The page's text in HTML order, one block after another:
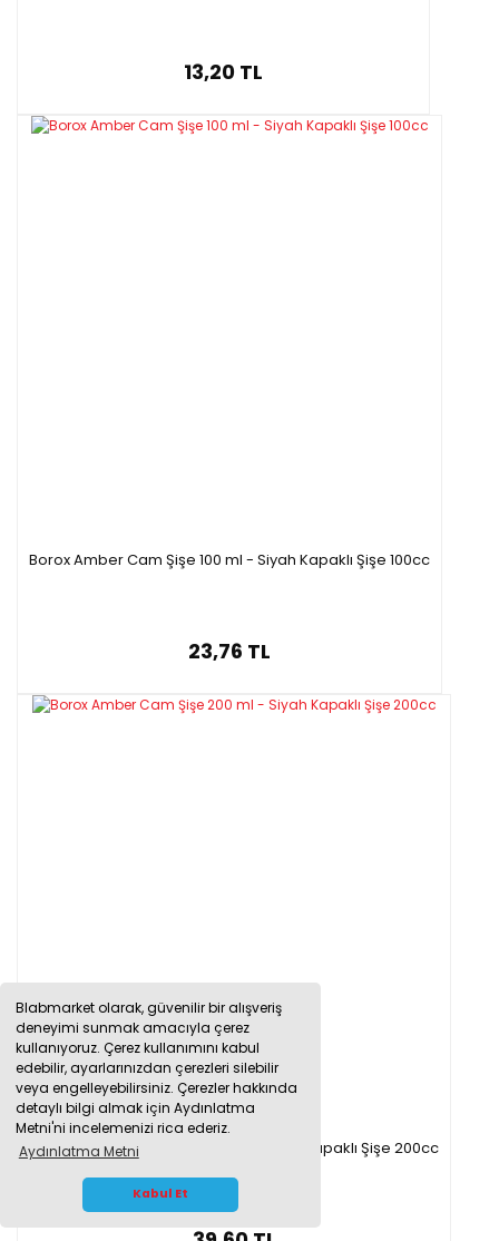
Blabmarket olarak, güvenilir bir alışveriş
deneyimi sunmak amacıyla çerez
kullanıyoruz. Çerez kullanımını kabul
edebilir, ayarlarınızdan çerezleri silebilir
veya engelleyebilirsiniz. Çerezler hakkında
detaylı bilgi almak için Aydınlatma
Metni'ni incelemenizi rica ederiz.
Aydınlatma Metni
Kabul Et
13,20 TL
Borox Amber Cam Şişe 100 ml - Siyah Kapaklı Şişe 100cc
23,76 TL
Borox Amber Cam Şişe 200 ml - Siyah Kapaklı Şişe 200cc
WHATSAPP İLETİŞİM